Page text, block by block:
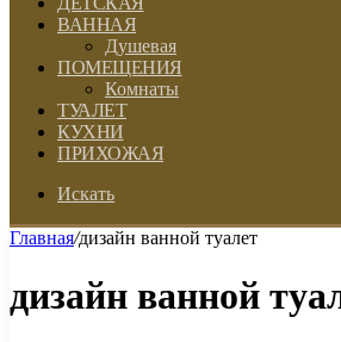
ВАННАЯ
Душевая
ПОМЕЩЕНИЯ
Комнаты
ТУАЛЕТ
КУХНИ
ПРИХОЖАЯ
Искать
Главная/дизайн ванной туалет
дизайн ванной